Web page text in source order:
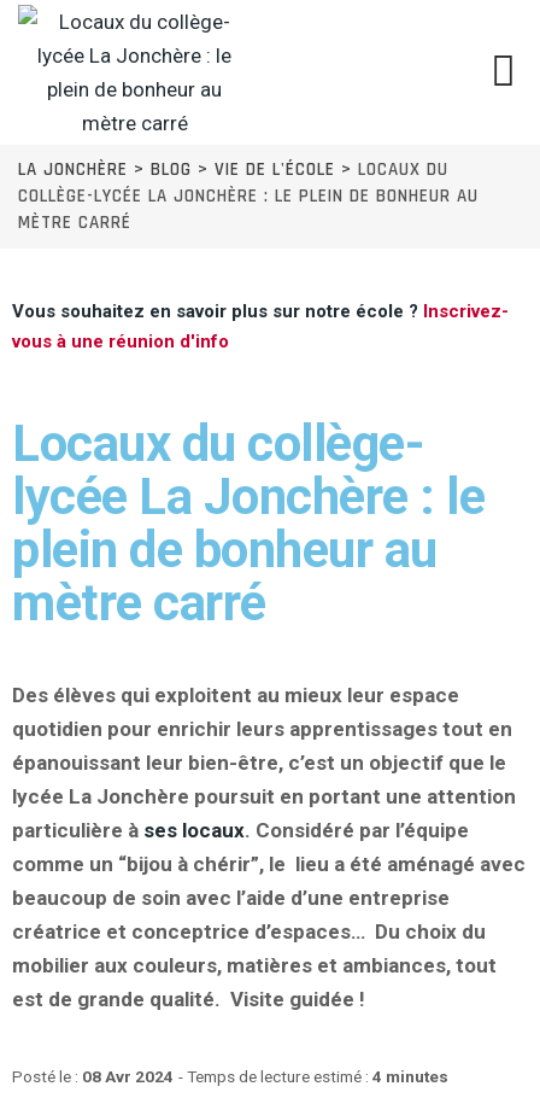
LA JONCHÈRE > BLOG > VIE DE L'ÉCOLE > LOCAUX DU
COLLÈGE-LYCÉE LA JONCHÈRE : LE PLEIN DE BONHEUR AU
MÈTRE CARRÉ
Vous souhaitez en savoir plus sur notre école ? Inscrivez-
vous à une réunion d'info
Locaux du collège-
lycée La Jonchère : le
plein de bonheur au
mètre carré
Des élèves qui exploitent au mieux leur espace
quotidien pour enrichir leurs apprentissages tout en
épanouissant leur bien-être, c’est un objectif que le
lycée La Jonchère poursuit en portant une attention
particulière à ses locaux. Considéré par l’équipe
comme un “bijou à chérir”, le lieu a été aménagé avec
beaucoup de soin avec l’aide d’une entreprise
créatrice et conceptrice d’espaces… Du choix du
mobilier aux couleurs, matières et ambiances, tout
est de grande qualité. Visite guidée !
Posté le : 08 Avr 2024 - Temps de lecture estimé : 4 minutes